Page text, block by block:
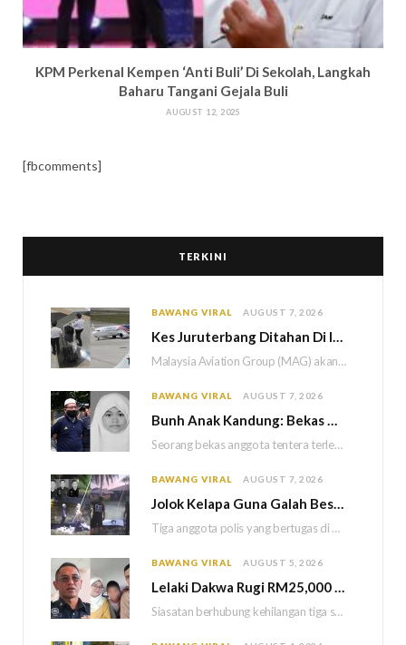
KPM Perkenal Kempen ‘Anti Buli’ Di Sekolah, Langkah
Baharu Tangani Gejala Buli
AUGUST 12, 2025
[fbcomments]
TERKINI
BAWANG VIRAL AUGUST 7, 2026
Kes Juruterbang Ditahan Di Indonesia, MAG Wajibkan Saringan Dadah 1,260 Juruterbang Malaysia Airlines
Malaysia Aviation Group (MAG) akan melaksanakan saringan dadah mandatori terhadap semua juruterbang Malaysia Airlines sebagai…
BAWANG VIRAL AUGUST 7, 2026
Bunh Anak Kandung: Bekas Anggota Tentera Terlepas Hukuman M
Seorang bekas anggota tentera terlepas daripada hukuman gantung selepas Mahkamah Persekutuan memutuskan untuk menggantikan hukuman…
BAWANG VIRAL AUGUST 7, 2026
Jolok Kelapa Guna Galah Besi Berakhir Tragedi, Tiga Polis Maut Terkena Renjatan Elektrik
Tiga anggota polis yang bertugas di Balai Polis Weston maut selepas dipercayai terkena renjatan elektrik…
BAWANG VIRAL AUGUST 5, 2026
Lelaki Dakwa Rugi RM25,000 Akibat Hutang Kutu, Polis Siasat Kaitan Dengan Kehilangan Tiga Beranak
Siasatan berhubung kehilangan tiga sekeluarga di Bukit Kayu Hitam kini memasuki perkembangan baharu apabila polis…